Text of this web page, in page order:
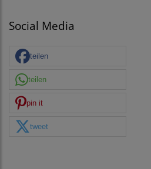
Social Media
teilen
teilen
pin it
tweet